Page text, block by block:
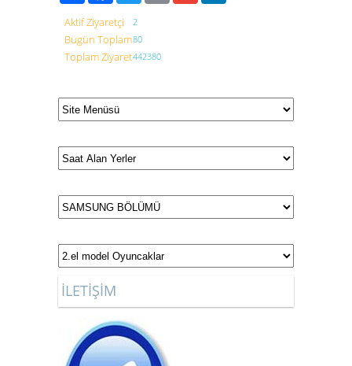
Aktif Ziyaretçi 2
Bugün Toplam80
Toplam Ziyaret442380
İLETİŞİM